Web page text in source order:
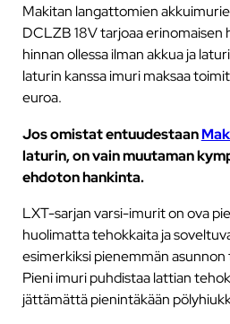
Makitan langattomien
DCLZB 18V tarjoaa
hinnan ollessa ilman akkua ja
laturin kanssa imuri maksaa
euroa.
Jos omistat entuudestaan
laturin, on vain muutaman
ehdoton hankinta.
LXT-sarjan varsi-imurit on ova
huolimatta tehokkaita ja
esimerkiksi pienemmän
Pieni imuri puhdistaa lattian
jättämättä pienintäkään